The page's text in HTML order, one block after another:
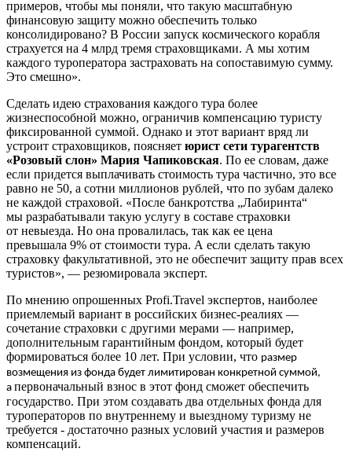
примеров, чтобы мы поняли, что такую масштабную
финансовую защиту можно обеспечить только
консолидировано? В России запуск космического корабля
страхуется на 4 млрд тремя страховщиками. А мы хотим
каждого туроператора застраховать на сопоставимую сумму.
Это смешно».
Сделать идею страхования каждого тура более
жизнеспособной можно, ограничив компенсацию туристу
фиксированной суммой. Однако и этот вариант вряд ли
устроит страховщиков, поясняет юрист сети турагентств
«Розовый слон» Мария Чапиковская. По ее словам, даже
если придется выплачивать стоимость тура частично, это все
равно не 50, а сотни миллионов рублей, что по зубам далеко
не каждой страховой. «После банкротства „Лабиринта“
мы разрабатывали такую услугу в составе страховки
от невыезда. Но она провалилась, так как ее цена
превышала 9% от стоимости тура. А если сделать такую
страховку факультативной, это не обеспечит защиту прав всех
туристов», — резюмировала эксперт.
По мнению опрошенных Profi.Travel экспертов, наиболее
приемлемый вариант в российских бизнес-реалиях —
сочетание страховки с другими мерами — например,
дополнительным гарантийным фондом, который будет
формироваться более 10 лет. При условии, что размер
возмещения из фонда будет лимитирован конкретной суммой,
а первоначальный взнос в этот фонд сможет обеспечить
государство. При этом создавать два отдельных фонда для
туроператоров по внутреннему и выездному туризму не
требуется - достаточно разных условий участия и размеров
компенсаций.